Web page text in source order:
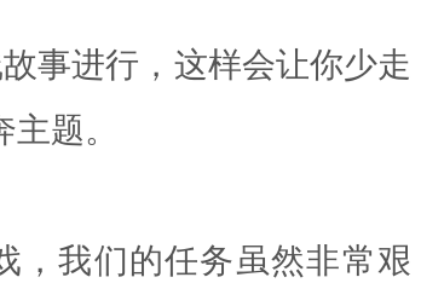
事进行，这样会让你少走
题。
，我们的任务虽然非常艰